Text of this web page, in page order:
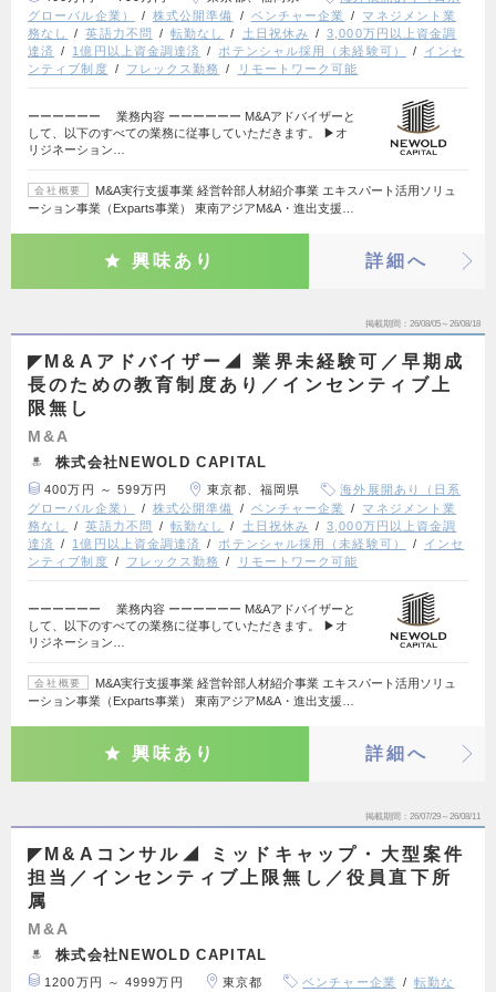
グローバル企業）
株式公開準備 ベンチャー企業
マネジメント業
務なし
英語力不問 転勤なし 土日祝休み
3,000万円以上資金調
達済
1億円以上資金調達済 ポテンシャル採用（未経験可）
インセ
ンティブ制度
フレックス勤務 リモートワーク可能
ーーーーーー 業務内容 ーーーーーー M&Aアドバイザーと
して、以下のすべての業務に従事していただきます。 ▶オ
リジネーション…
会社概要
M&A実行支援事業 経営幹部人材紹介事業 エキスパート活用ソリュ
ーション事業（Exparts事業） 東南アジアM&A・進出支援…
興味あり 詳細へ
掲載期間 26/08/05～26/08/18
◤M&Aアドバイザー◢ 業界未経験可／早期成
長のための教育制度あり／インセンティブ上
限無し
M&A
株式会社NEWOLD CAPITAL
400万円 ～ 599万円 東京都、福岡県
海外展開あり（日系
グローバル企業）
株式公開準備 ベンチャー企業
マネジメント業
務なし
英語力不問 転勤なし 土日祝休み
3,000万円以上資金調
達済
1億円以上資金調達済 ポテンシャル採用（未経験可）
インセ
ンティブ制度
フレックス勤務 リモートワーク可能
ーーーーーー 業務内容 ーーーーーー M&Aアドバイザーと
して、以下のすべての業務に従事していただきます。 ▶オ
リジネーション…
会社概要
M&A実行支援事業 経営幹部人材紹介事業 エキスパート活用ソリュ
ーション事業（Exparts事業） 東南アジアM&A・進出支援…
興味あり 詳細へ
掲載期間 26/07/29～26/08/11
◤M&Aコンサル◢ ミッドキャップ・大型案件
担当／インセンティブ上限無し／役員直下所
属
M&A
株式会社NEWOLD CAPITAL
1200万円 ～ 4999万円 東京都 ベンチャー企業 転勤な